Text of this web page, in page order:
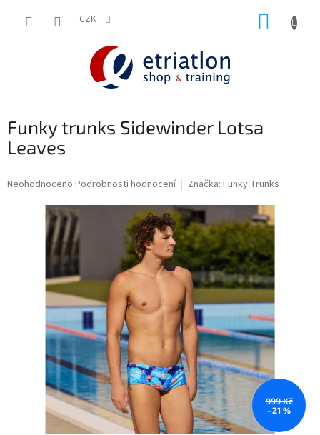
CZK
Funky trunks Sidewinder Lotsa
Leaves
Průměrné
hvězdiček.
Neohodnoceno Podrobnosti hodnocení Značka: Funky Trunks
999 Kč
–21 %
shop.etriatlon.cz - Chat